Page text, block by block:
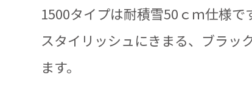
1500タイプは耐積雪50ｃｍ仕様で
スタイリッシュにきまる、ブラッ
ます。